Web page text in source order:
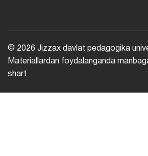
© 2026 Jizzax davlat pedagogika
Materiallardan foydalanganda
shart